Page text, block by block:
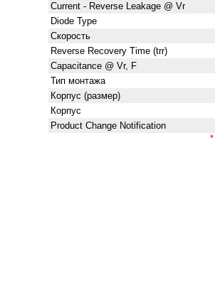
Current - Reverse Leakage @ Vr
Diode Type
Скорость
Reverse Recovery Time (trr)
Capacitance @ Vr, F
Тип монтажа
Корпус (размер)
Корпус
Product Change Notification
*